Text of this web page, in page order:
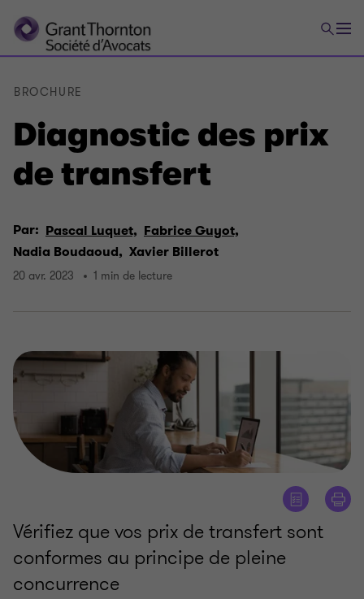
Diagnostic des prix
de transfert
BROCHURE
Par: Pascal Luquet, Fabrice Guyot,
Nadia Boudaoud, Xavier Billerot
20 avr. 2023 1 min de lecture
Vérifiez que vos prix de transfert sont
conformes au principe de pleine
concurrence